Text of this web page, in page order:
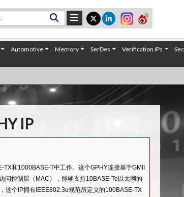
Automotive Memory SerDes Verification IPs
IP
和1000BASE-T中工作。这个GPHY连接基于GMII
问控制层（MAC），能够支持10BASE-Te以太网的
这个IP拥有IEEE802.3u规范所定义的100BASE-TX